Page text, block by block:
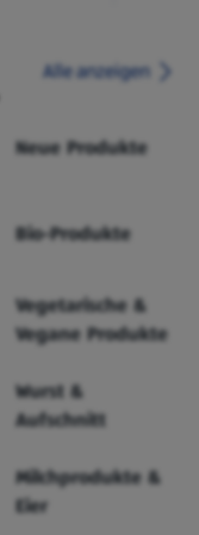
Alle anzeigen
Neue Produkte
Bio-Produkte
Vegetarische &
Vegane Produkte
Wurst &
Aufschnitt
Milchprodukte &
Eier